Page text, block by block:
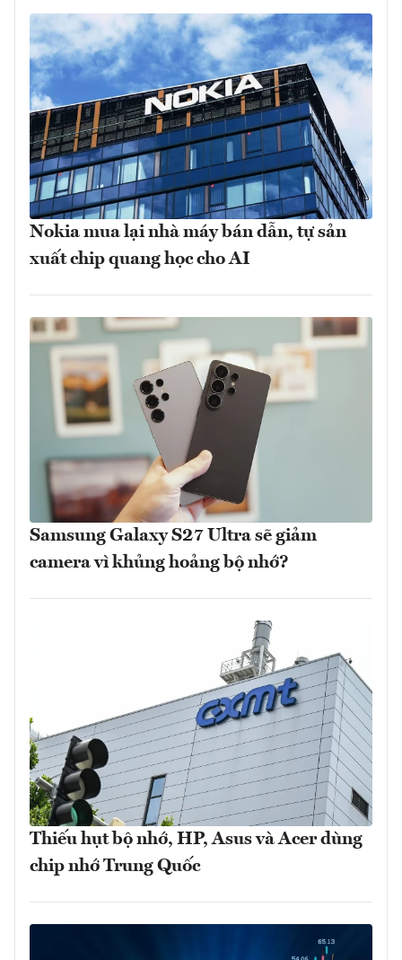
Nokia mua lại nhà máy bán dẫn, tự sản
xuất chip quang học cho AI
Samsung Galaxy S27 Ultra sẽ giảm
camera vì khủng hoảng bộ nhớ?
Thiếu hụt bộ nhớ, HP, Asus và Acer dùng
chip nhớ Trung Quốc